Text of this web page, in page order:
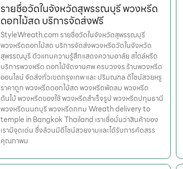
รายชื่อวัดในจังหวัดสุพรรณบุรี พวงหรีด
ดอกไม้สด บริการจัดส่งฟรี
StyleWreath.com รายชื่อวัดในจังหวัดสุพรรณบุรี
พวงหรีดดอกไม้สด บริการจัดส่งพวงหรีดวัดในจังหวัด
สุพรรณบุรี ตัวแทนความรู้สึกแสดงความอาลัย สไตล์หรีด
บริการพวงหรีด ดอกไม้จัดงานศพ ครบวงจร ร้านพวงหรีด
ออนไลน์ จัดส่งทั่วเขตกรุงเทพ และ ปริมณฑล ดีไซน์สวยหรู
ราคาถูก พวงหรีดดอกไม้สด พวงหรีดพัดลม พวงหรีด
ต้นไม้ พวงหรีดของใช้ พวงหรีดสำเร็จรูป พวงหรีดปทุมธานี
พวงหรีดนนทบุรี พวงหรีดกทม Wreath delivery to
temple in Bangkok Thailand เราเชื่อมั่นว่าสินค้าของ
เรามีจุดเด่น ซึ่งล้วนมีดีไซน์สวยงามและได้รับการคัดสรร
คุณภาพม